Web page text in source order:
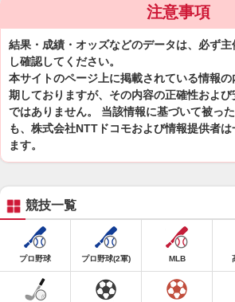
注意事項
結果・成績・オッズなどのデータは、必ず
し確認してください。
本サイトのページ上に掲載されている情報
期しておりますが、その内容の正確性およ
ではありません。 当該情報に基づいて被っ
も、株式会社NTTドコモおよび情報提供者
ます。
競技一覧
プロ野球 プロ野球(2軍) MLB